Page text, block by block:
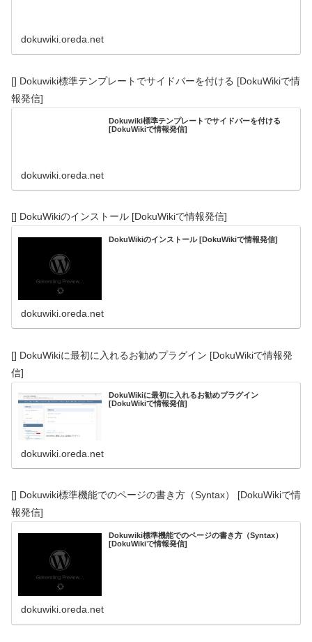
dokuwiki.oreda.net
[] Dokuwiki標準テンプレートでサイドバーを付ける [DokuWikiで情
報発信]
Dokuwiki標準テンプレートでサイドバーを付ける
[DokuWikiで情報発信]
dokuwiki.oreda.net
[] DokuWikiのインストール [DokuWikiで情報発信]
DokuWikiのインストール [DokuWikiで情報発信]
dokuwiki.oreda.net
[] DokuWikiに最初に入れるお勧めプラグイン [DokuWikiで情報発
信]
DokuWikiに最初に入れるお勧めプラグイン
[DokuWikiで情報発信]
dokuwiki.oreda.net
[] Dokuwiki標準機能でのページの書き方（Syntax） [DokuWikiで情
報発信]
Dokuwiki標準機能でのページの書き方（Syntax）
[DokuWikiで情報発信]
dokuwiki.oreda.net